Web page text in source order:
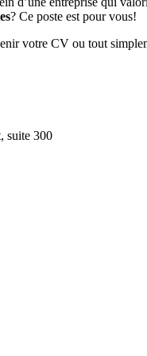
? Ce poste est pour vous!
votre CV ou tout
suite 300